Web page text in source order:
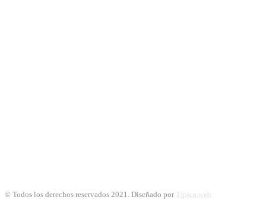
© Todos los derechos reservados 2021. Diseñado por Típica web